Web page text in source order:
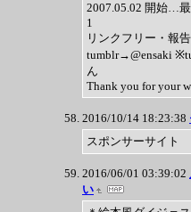
2007.05.02 開始…
1
リンクフリー・報
tumblr→@ensaki
ん
Thank you for your
2016/10/14 18:23:38
スポンサーサイト
2016/06/01 03:39:02
い